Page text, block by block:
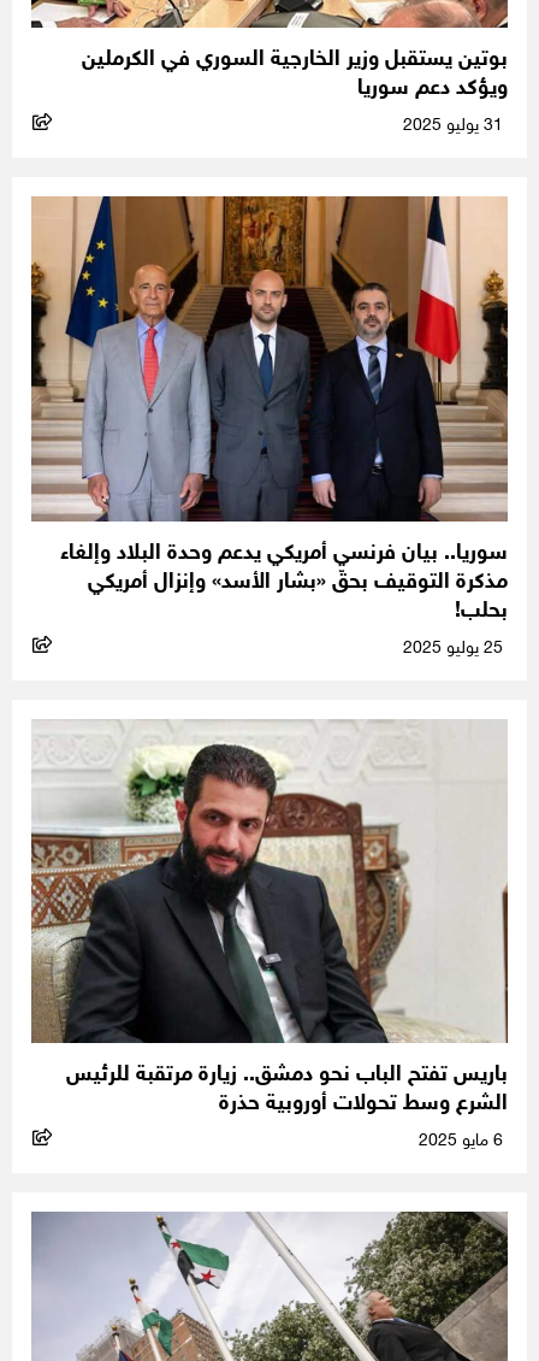
بوتين يستقبل وزير الخارجية السوري في الكرملين
ويؤكد دعم سوريا
سوريا.. بيان فرنسي أمريكي يدعم وحدة البلاد وإلغاء
مذكرة التوقيف بحقّ «بشار الأسد» وإنزال أمريكي
بحلب!
باريس تفتح الباب نحو دمشق.. زيارة مرتقبة للرئيس
الشرع وسط تحولات أوروبية حذرة